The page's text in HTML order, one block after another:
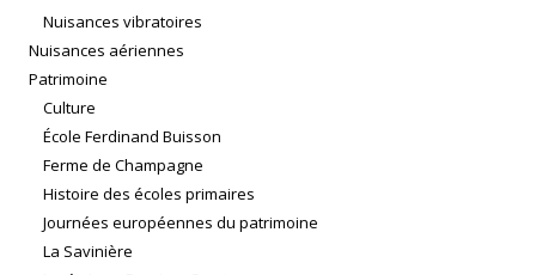
Nuisances vibratoires
Nuisances aériennes
Patrimoine
Culture
École Ferdinand Buisson
Ferme de Champagne
Histoire des écoles primaires
Journées européennes du patrimoine
La Savinière